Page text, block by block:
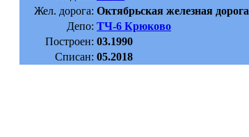
Жел. дорога: Октябрьская железная дорога
Депо: ТЧ-6 Крюково
Построен: 03.1990
Списан: 05.2018